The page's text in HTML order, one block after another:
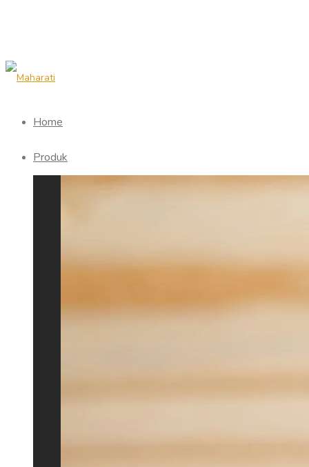
Home
Produk